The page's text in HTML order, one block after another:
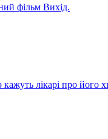
фільм Вихід.
лікарі про його